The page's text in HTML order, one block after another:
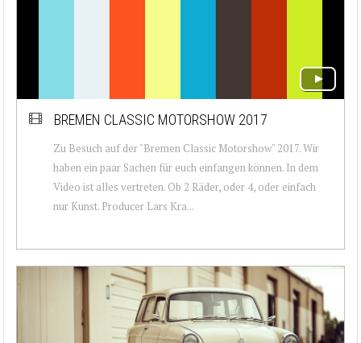
BREMEN CLASSIC MOTORSHOW 2017
Zu Besuch auf der "Bremen Classic Motorshow" 2017. Wir
haben ein paar Sachen für euch einfangen können. In dem
Video ist alles vertreten. Ob 2 Räder, oder 4, oder einfach
nur Kunst. Producer Lars Kra...